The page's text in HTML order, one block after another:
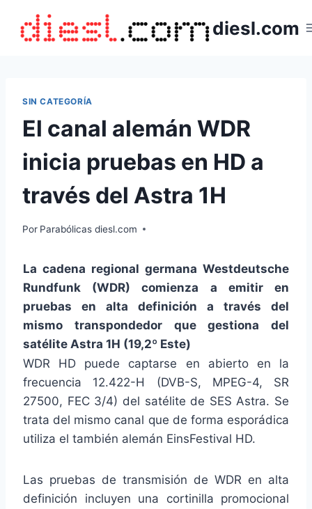
contenido
diesl.com
SIN CATEGORÍA
El canal alemán WDR
inicia pruebas en HD a
través del Astra 1H
Por Parabólicas diesl.com
La cadena regional germana Westdeutsche
Rundfunk (WDR) comienza a emitir en
pruebas en alta definición a través del
mismo transpondedor que gestiona del
satélite Astra 1H (19,2º Este)
WDR HD puede captarse en abierto en la
frecuencia 12.422-H (DVB-S, MPEG-4, SR
27500, FEC 3/4) del satélite de SES Astra. Se
trata del mismo canal que de forma esporádica
utiliza el también alemán EinsFestival HD.
Las pruebas de transmisión de WDR en alta
definición incluyen una cortinilla promocional